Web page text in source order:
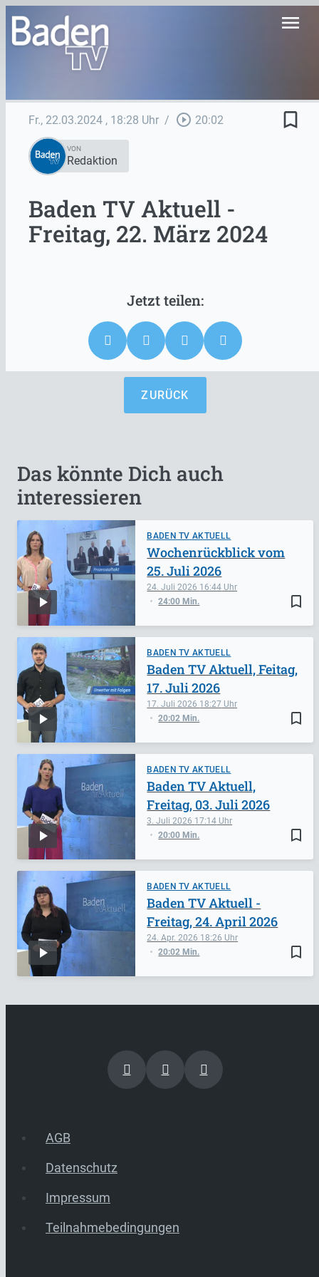
menu
Fr., 22.03.2024 , 18:28 Uhr / play_circle_outline 20:02 bookmark_border
VON
Redaktion
Baden TV Aktuell -
Freitag, 22. März 2024
ZURÜCK
Das könnte Dich auch
interessieren
BADEN TV AKTUELL
bookmark_border
24. Juli 2026 16:44
24:00 Min.
Wochenrückblick vom
25. Juli 2026
BADEN TV AKTUELL
bookmark_border
17. Juli 2026 18:27
20:02 Min.
Baden TV Aktuell, Feitag,
17. Juli 2026
BADEN TV AKTUELL
bookmark_border
3. Juli 2026 17:14
20:00 Min.
Baden TV Aktuell,
Freitag, 03. Juli 2026
BADEN TV AKTUELL
bookmark_border
24. Apr. 2026 18:26
20:02 Min.
Baden TV Aktuell -
Freitag, 24. April 2026
AGB
Datenschutz
Impressum
Teilnahmebedingungen